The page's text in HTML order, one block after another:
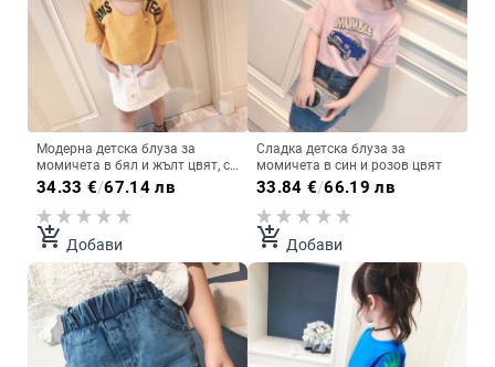
Модерна детска блуза за
момичета в бял и жълт цвят, с
надпис
34.33 €/67.14 лв
add_shopping_cart Добави
Сладка детска блуза за
момичета в син и розов цвят
33.84 €/66.19 лв
add_shopping_cart Добави